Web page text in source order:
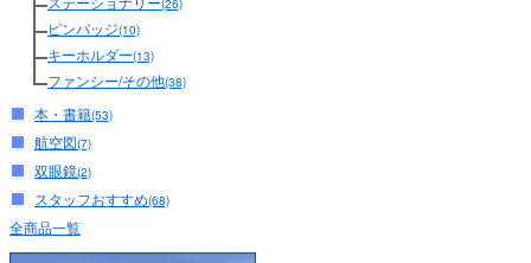
ピンバッジ(10)
キーホルダー(13)
ファンシー/その他(38)
本・書籍(53)
航空図(7)
双眼鏡(2)
スタッフおすすめ(68)
全商品一覧